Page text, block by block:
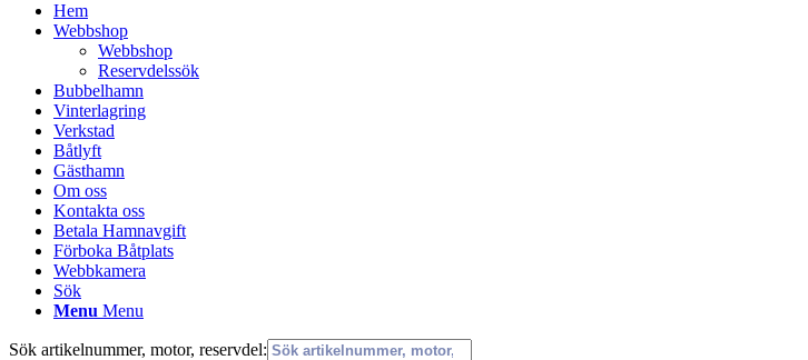
Hem
Webbshop
Webbshop
Reservdelssök
Bubbelhamn
Vinterlagring
Verkstad
Båtlyft
Gästhamn
Om oss
Kontakta oss
Betala Hamnavgift
Förboka Båtplats
Webbkamera
Sök
Menu Menu
Sök artikelnummer, motor, reservdel: